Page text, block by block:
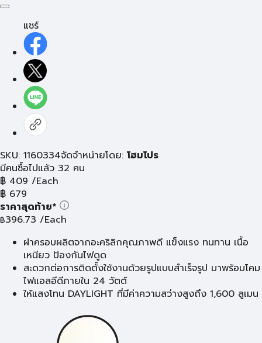
แชร์
SKU: 1160334จัดจำหน่ายโดย: โฮมโปร
มีคนซื้อไปแล้ว 32 คน
฿ 409 /Each
฿ 679
ราคาสุดท้าย*
฿396.73 /Each
ฝาครอบผลิตจากอะคริลิกคุณภาพดี แข็งแรง ทนทาน เนื้อ
เหนียว ป้องกันไฟดูด
สะดวกต่อการติดตั้งใช้งานด้วยรูปแบบสำเร็จรูป มาพร้อมโคม
ไฟแอลอีดีภายใน 24 วัตต์
ให้แสงโทน DAYLIGHT ที่มีค่าความสว่างสูงถึง 1,600 ลูเมน